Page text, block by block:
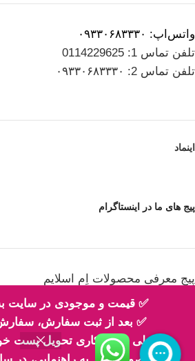
✅ قیمت و موجودی در سایت
✅ بعد از ثبت سفارش،
طی 2 روز کاری تحویل پست
واتس‌اپ: ۰۹۳۳۰۶۸۳۳۳۰
تلفن تماس 1: 0114229625
تلفن تماس 2: ۰۹۳۳۰۶۸۳۳۳۰
اینماد
پیج های ما در اینستاگرام
پیج معرفی محصولات اِم اسلایم
پیج فیلم های ارسالی شما مهربونا